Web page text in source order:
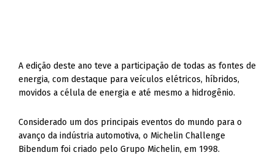
A edição deste ano teve a participação de todas as fontes de
energia, com destaque para veículos elétricos, híbridos,
movidos a célula de energia e até mesmo a hidrogênio.
Considerado um dos principais eventos do mundo para o
avanço da indústria automotiva, o Michelin Challenge
Bibendum foi criado pelo Grupo Michelin, em 1998.